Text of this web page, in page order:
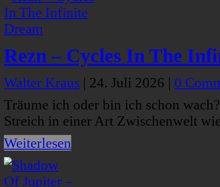
Rezn – Cycles In The
Walter Kraus | 24. Juli 2026 | 0
Träume ich oder bin ich schon
Streich in einer Art Zwischenwelt
Weiterlesen